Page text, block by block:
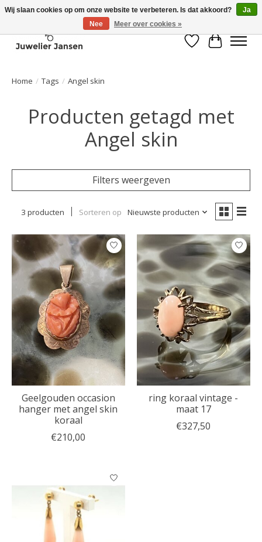
Verlanglijst
Home / Tags / Angel skin
Producten getagd met
Angel skin
Filters weergeven
3 producten Sorteren op Nieuwste producten
Geelgouden occasion
hanger met angel skin
koraal
€210,00
ring koraal vintage -
maat 17
€327,50
Wij slaan cookies op om onze website te verbeteren. Is dat akkoord?
Ja
Nee
Meer over cookies »